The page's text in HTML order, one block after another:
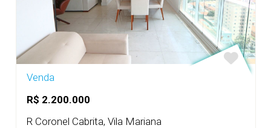
Venda
R$ 2.200.000
R Coronel Cabrita, Vila Mariana